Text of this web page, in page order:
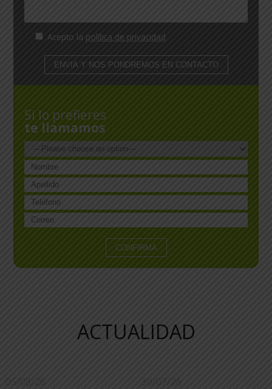
Acepto la política de privacidad
Si lo prefieres
te llamamos
ACTUALIDAD
05/08/26 30/07/26